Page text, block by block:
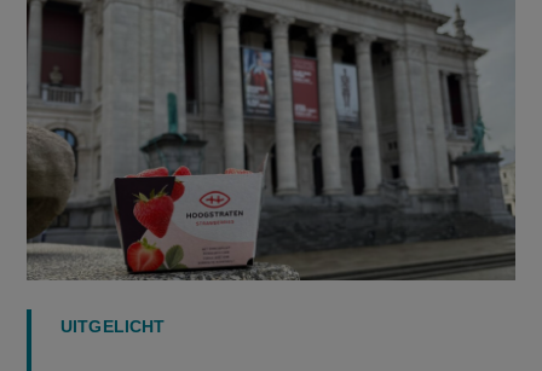
UITGELICHT